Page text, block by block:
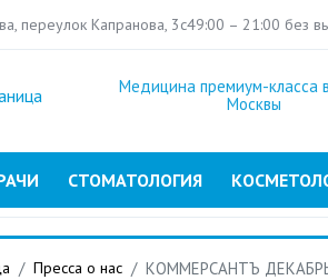
переулок Капранова, 3с49:00 – 21:00 без
Медицина премиум-класса
Москвы
СТОМАТОЛОГИЯ
Пресса о нас КОММЕРСАНТЪ